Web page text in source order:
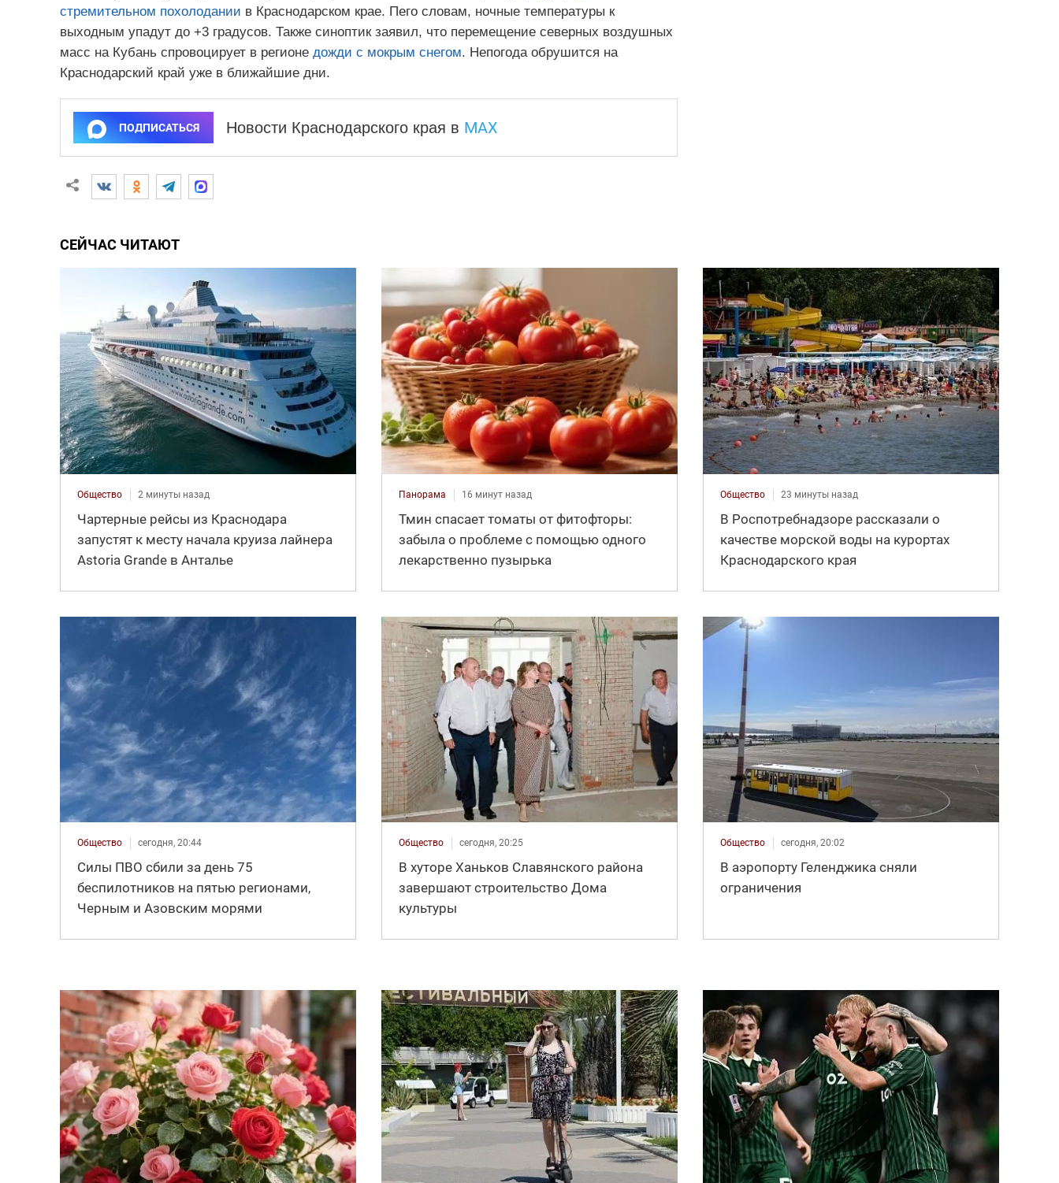
стремительном похолодании в Краснодарском крае. Пего словам, ночные температуры к
выходным упадут до +3 градусов. Также синоптик заявил, что перемещение северных воздушных
масс на Кубань спровоцирует в регионе дожди с мокрым снегом. Непогода обрушится на
Краснодарский край уже в ближайшие дни.
ПОДПИСАТЬСЯ Новости Краснодарского края в MAX
СЕЙЧАС ЧИТАЮТ
Общество 2 минуты назад
Чартерные рейсы из Краснодара
запустят к месту начала круиза лайнера
Astoria Grande в Анталье
Панорама 16 минут назад
Тмин спасает томаты от фитофторы:
забыла о проблеме с помощью одного
лекарственно пузырька
Общество 23 минуты назад
В Роспотребнадзоре рассказали о
качестве морской воды на курортах
Краснодарского края
Общество сегодня, 20:44
Силы ПВО сбили за день 75
беспилотников на пятью регионами,
Черным и Азовским морями
Общество сегодня, 20:25
В хуторе Ханьков Славянского района
завершают строительство Дома
культуры
Общество сегодня, 20:02
В аэропорту Геленджика сняли
ограничения